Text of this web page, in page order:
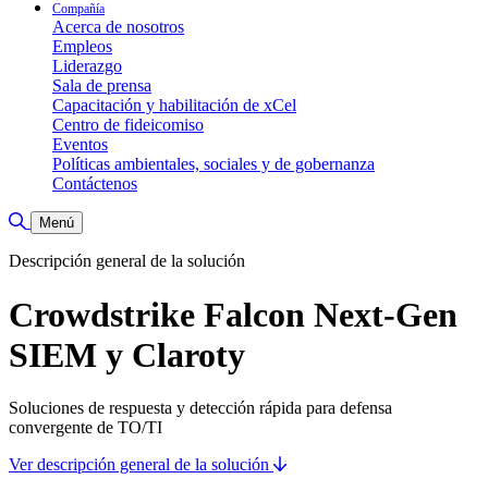
Compañía
Acerca de nosotros
Empleos
Liderazgo
Sala de prensa
Capacitación y habilitación de xCel
Centro de fideicomiso
Eventos
Políticas ambientales, sociales y de gobernanza
Contáctenos
Alternar búsqueda
Menú
Descripción general de la solución
Crowdstrike Falcon Next-Gen
SIEM y Claroty
Soluciones de respuesta y detección rápida para defensa
convergente de TO/TI
Ver descripción general de la solución